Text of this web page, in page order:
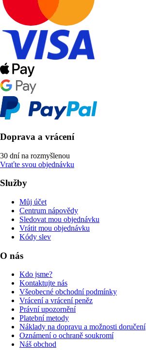
Doprava a vrácení
30 dní na rozmyšlenou
Vraťte svou objednávku
Služby
Můj účet
Centrum nápovědy
Sledovat mou objednávku
Vrátit mou objednávku
Kódy slev
O nás
Kdo jsme?
Kontaktujte nás
Všeobecné obchodní podmínky
Vrácení a vrácení peněz
Právní upozornění
Platební metody
Náklady na dopravu a možnosti doručení
Oznámení o ochraně soukromí
Náš obchod